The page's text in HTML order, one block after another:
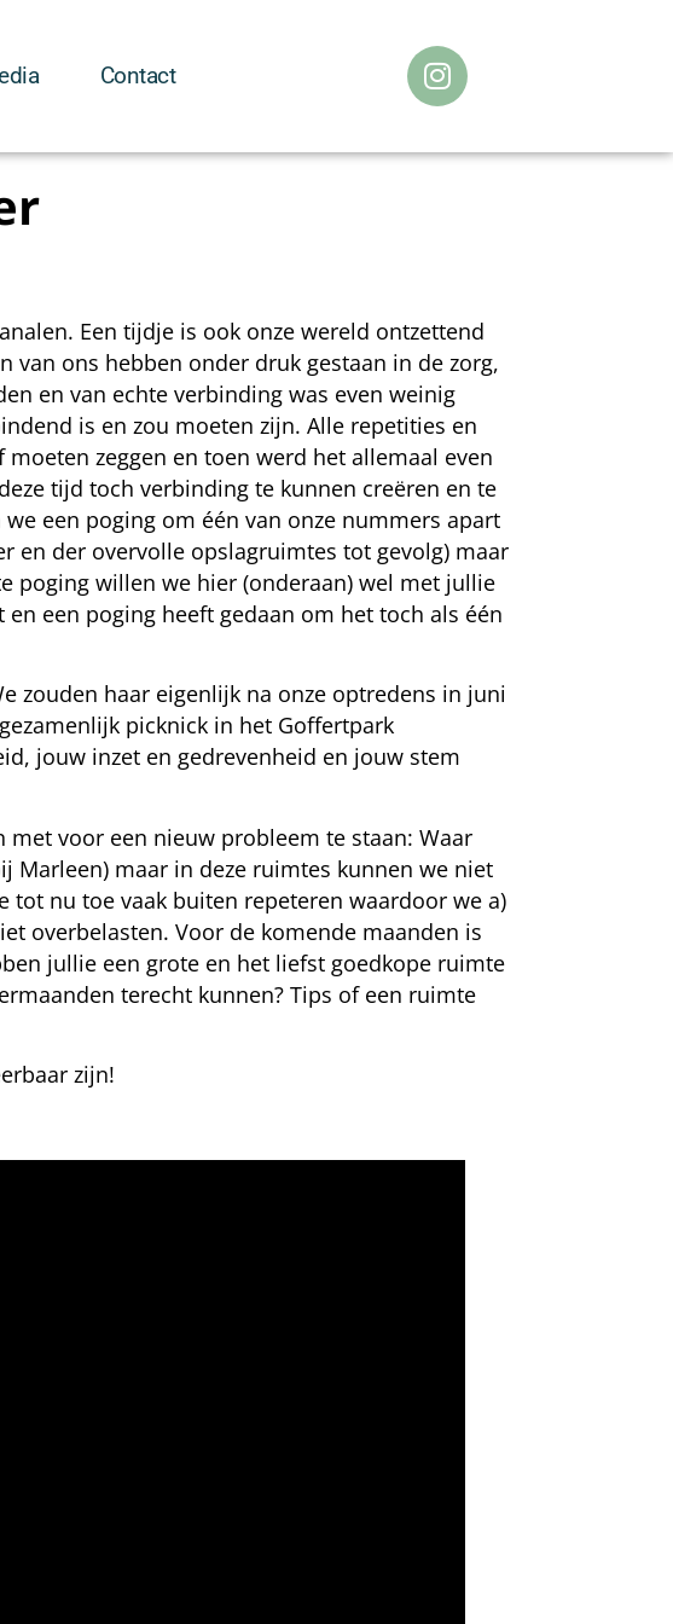
Contact
Een tijdje is ook onze wereld ontzettend
van ons hebben onder druk gestaan in de zorg,
en van echte verbinding was even weinig
is en zou moeten zijn. Alle repetities en
zeggen en toen werd het allemaal even
tijd toch verbinding te kunnen creëren en te
een poging om één van onze nummers apart
en der overvolle opslagruimtes tot gevolg) maar
poging willen we hier (onderaan) wel met jullie
een poging heeft gedaan om het toch als één
zouden haar eigenlijk na onze optredens in juni
picknick in het Goffertpark
jouw inzet en gedrevenheid en jouw stem
voor een nieuw probleem te staan: Waar
Marleen) maar in deze ruimtes kunnen we niet
tot nu toe vaak buiten repeteren waardoor we a)
overbelasten. Voor de komende maanden is
jullie een grote en het liefst goedkope ruimte
terecht kunnen? Tips of een ruimte
zijn!